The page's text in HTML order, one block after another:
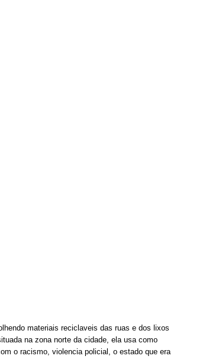
materiais reciclaveis das ruas e dos lixos
na zona norte da cidade, ela usa como
o racismo, violencia policial, o estado que era